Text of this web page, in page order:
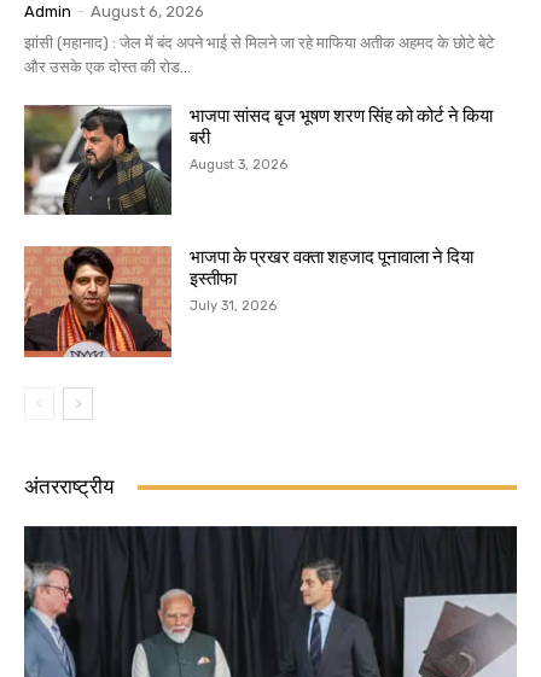
Admin - August 6, 2026
झांसी (महानाद) : जेल में बंद अपने भाई से मिलने जा रहे माफिया अतीक अहमद के छोटे बेटे
और उसके एक दोस्त की रोड...
भाजपा सांसद बृज भूषण शरण सिंह को कोर्ट ने किया
बरी
August 3, 2026
भाजपा के प्रखर वक्ता शहजाद पूनावाला ने दिया
इस्तीफा
July 31, 2026
अंतरराष्ट्रीय